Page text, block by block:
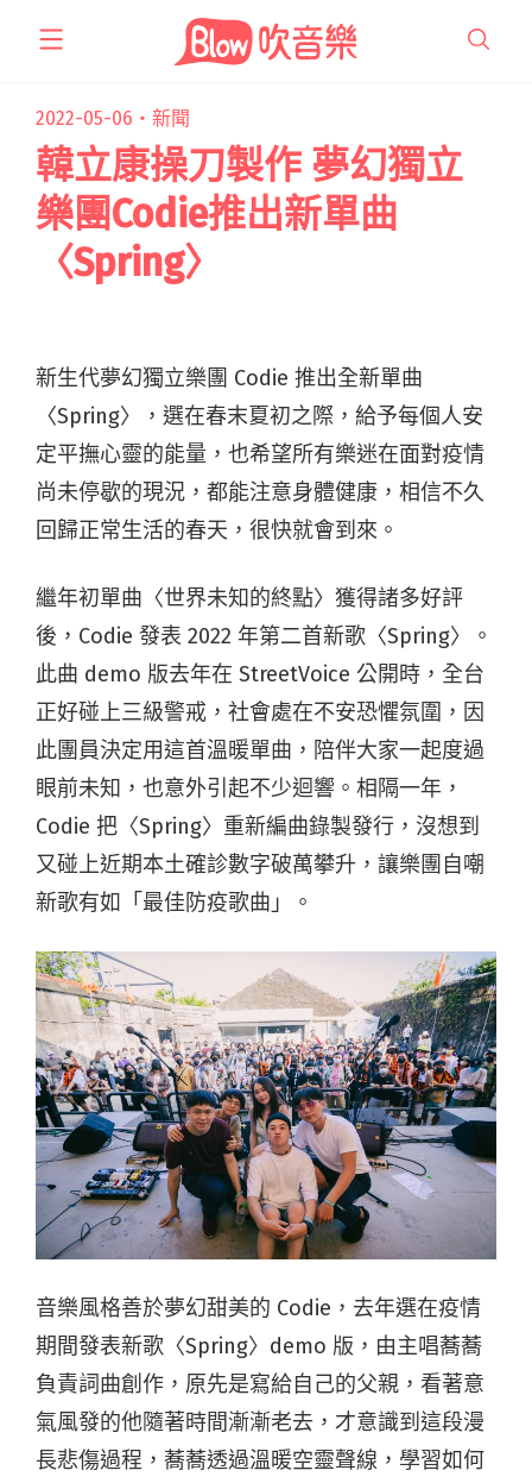
2022-05-06・ 新聞
韓立康操刀製作 夢幻獨立
樂團Codie推出新單曲
〈Spring〉
新生代夢幻獨立樂團 Codie 推出全新單曲
〈Spring〉，選在春末夏初之際，給予每個人安
定平撫心靈的能量，也希望所有樂迷在面對疫情
尚未停歇的現況，都能注意身體健康，相信不久
回歸正常生活的春天，很快就會到來。
繼年初單曲〈世界未知的終點〉獲得諸多好評
後，Codie 發表 2022 年第二首新歌〈Spring〉。
此曲 demo 版去年在 StreetVoice 公開時，全台
正好碰上三級警戒，社會處在不安恐懼氛圍，因
此團員決定用這首溫暖單曲，陪伴大家一起度過
眼前未知，也意外引起不少迴響。相隔一年，
Codie 把〈Spring〉重新編曲錄製發行，沒想到
又碰上近期本土確診數字破萬攀升，讓樂團自嘲
新歌有如「最佳防疫歌曲」。
音樂風格善於夢幻甜美的 Codie，去年選在疫情
期間發表新歌〈Spring〉demo 版，由主唱蕎蕎
負責詞曲創作，原先是寫給自己的父親，看著意
氣風發的他隨著時間漸漸老去，才意識到這段漫
長悲傷過程，蕎蕎透過溫暖空靈聲線，學習如何